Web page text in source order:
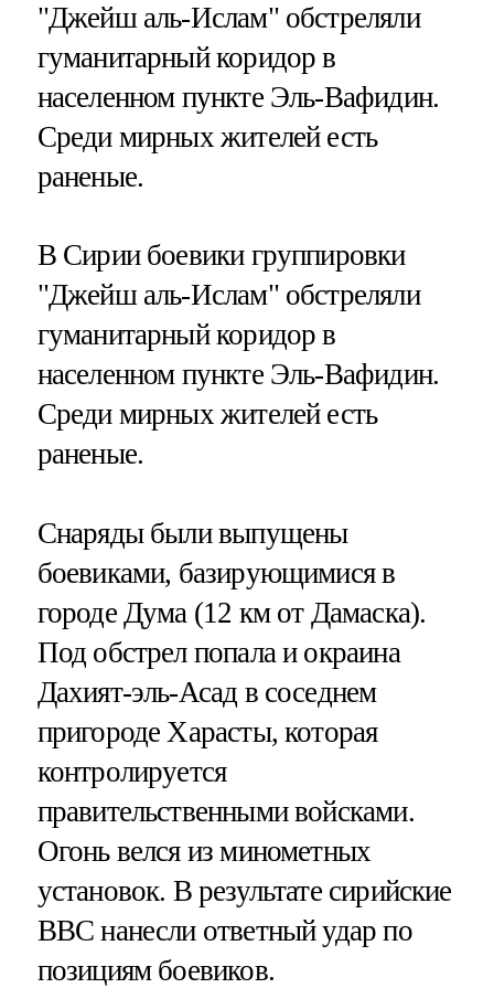
"Джейш аль-Ислам" обстреляли
гуманитарный коридор в
населенном пункте Эль-Вафидин.
Среди мирных жителей есть
раненые.
В Сирии боевики группировки
"Джейш аль-Ислам" обстреляли
гуманитарный коридор в
населенном пункте Эль-Вафидин.
Среди мирных жителей есть
раненые.
Снаряды были выпущены
боевиками, базирующимися в
городе Дума (12 км от Дамаска).
Под обстрел попала и окраина
Дахият-эль-Асад в соседнем
пригороде Харасты, которая
контролируется
правительственными войсками.
Огонь велся из минометных
установок. В результате сирийские
ВВС нанесли ответный удар по
позициям боевиков.